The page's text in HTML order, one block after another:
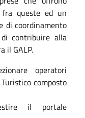
queste ed un
di coordinamento
contribuire alla
il GALP.
operatori
composto
il portale